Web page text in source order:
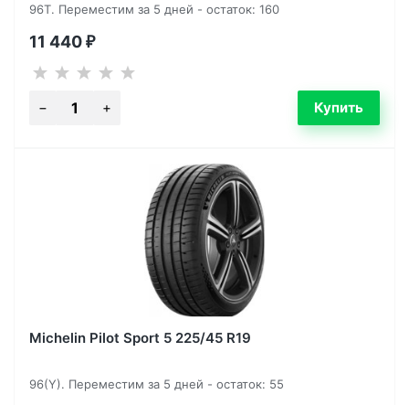
96T. Переместим за 5 дней - остаток: 160
11 440 ₽
Michelin Pilot Sport 5 225/45 R19
96(Y). Переместим за 5 дней - остаток: 55